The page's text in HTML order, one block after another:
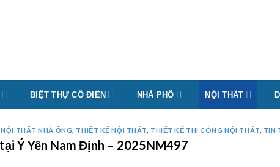
BIỆT THỰ CỔ ĐIỂN NHÀ PHỐ NỘI THẤT
,NỘI THẤT NHÀ ỐNG THIẾT KẾ NỘI THẤT THIẾT KẾ THI CÔNG NỘI THẤT TIN
Ý Yên Nam Định – 2025NM497